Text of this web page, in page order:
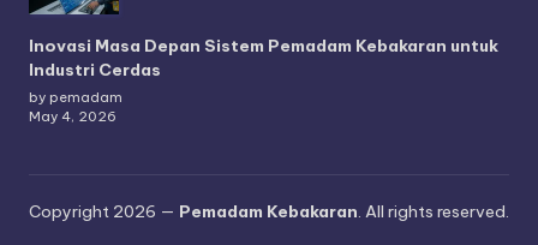
Inovasi Masa Depan Sistem Pemadam Kebakaran untuk
Industri Cerdas
by pemadam
May 4, 2026
Copyright 2026 — Pemadam Kebakaran. All rights reserved.